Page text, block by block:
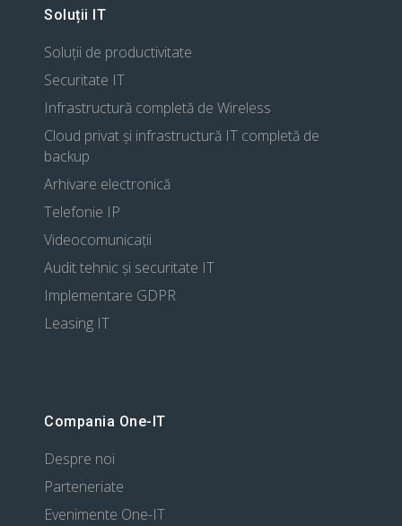
Soluții IT
Soluții de productivitate
Securitate IT
Infrastructură completă de Wireless
Cloud privat și infrastructură IT completă de
backup
Arhivare electronică
Telefonie IP
Videocomunicații
Audit tehnic și securitate IT
Implementare GDPR
Leasing IT
Compania One-IT
Despre noi
Parteneriate
Evenimente One-IT